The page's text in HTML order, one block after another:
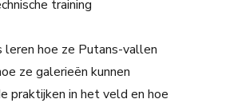
training
leren hoe ze Putans-vallen
ze galerieën kunnen
praktijken in het veld en hoe